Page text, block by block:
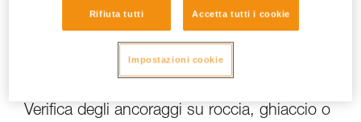
Verifica degli ancoraggi su roccia, ghiaccio o
Rifiuta tutti Accetta tutti i cookie
Impostazioni cookie